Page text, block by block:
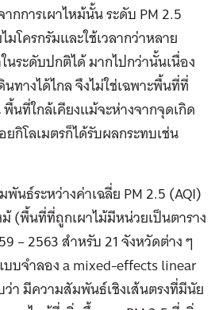
การเผาไหม้นั้น ระดับ PM 2.5
โครกรัมและใช้เวลากว่าหลาย
ระดับปกติได้ มากไปกว่านั้นเนื่อง
ทางได้ไกล จึงไม่ใช่เฉพาะพื้นที่ที่
พื้นที่ใกล้เคียงแม้จะห่างจากจุดเกิด
กิโลเมตรก็ได้รับผลกระทบเช่น
นธ์ระหว่างค่าเฉลี่ย PM 2.5 (AQI)
(พื้นที่ที่ถูกเผาไม้มีหน่วยเป็นตาราง
– 2563 สำหรับ 21 จังหวัดต่าง ๆ
บบจำลอง a mixed-effects linear
า มีความสัมพันธ์เชิงเส้นตรงที่มีนัย